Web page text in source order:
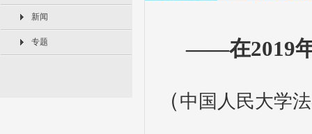
新闻
专题 ——在2019
（ 中国人民大学